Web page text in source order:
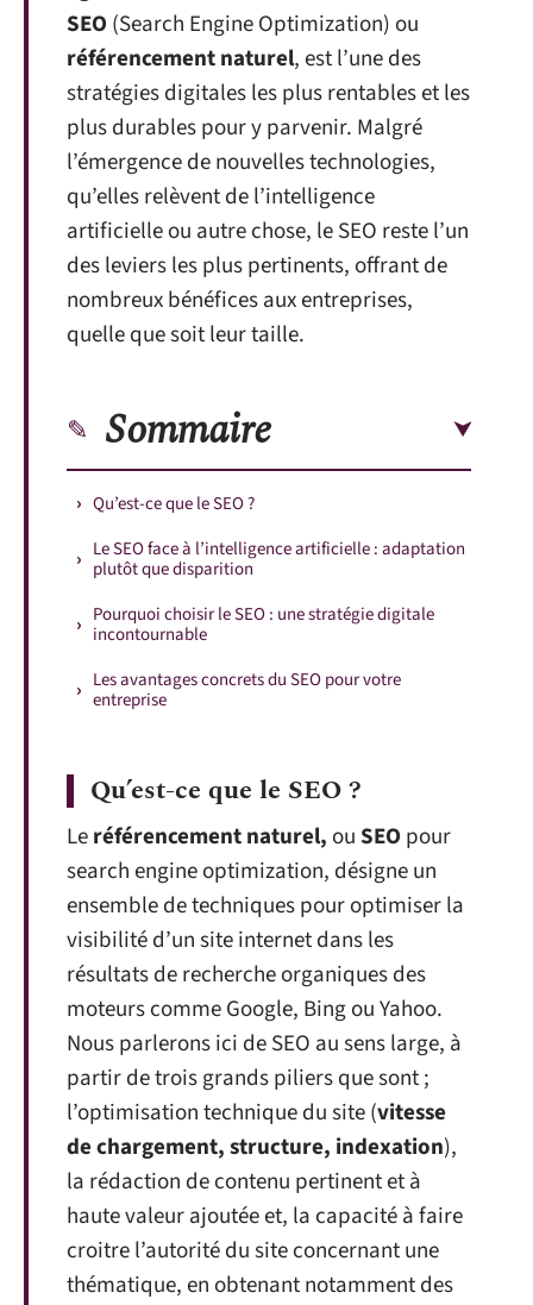
SEO (Search Engine Optimization) ou
référencement naturel, est l’une des
stratégies digitales les plus rentables et les
plus durables pour y parvenir. Malgré
l’émergence de nouvelles technologies,
qu’elles relèvent de l’intelligence
artificielle ou autre chose, le SEO reste l’un
des leviers les plus pertinents, offrant de
nombreux bénéfices aux entreprises,
quelle que soit leur taille.
Sommaire
Qu’est-ce que le SEO ?
Le SEO face à l’intelligence artificielle : adaptation
plutôt que disparition
Pourquoi choisir le SEO : une stratégie digitale
incontournable
Les avantages concrets du SEO pour votre
entreprise
Qu’est-ce que le SEO ?
Leréférencement naturel, ouSEO pour
search engine optimization, désigne un
ensemble de techniques pour optimiser la
visibilité d’un site internet dans les
résultats de recherche organiques des
moteurs comme Google, Bing ou Yahoo.
Nous parlerons ici de SEO au sens large, à
partir de trois grands piliers que sont ;
l’optimisation technique du site (vitesse
de chargement, structure, indexation),
la rédaction de contenu pertinent et à
haute valeur ajoutée et, la capacité à faire
croitre l’autorité du site concernant une
thématique, en obtenant notamment des